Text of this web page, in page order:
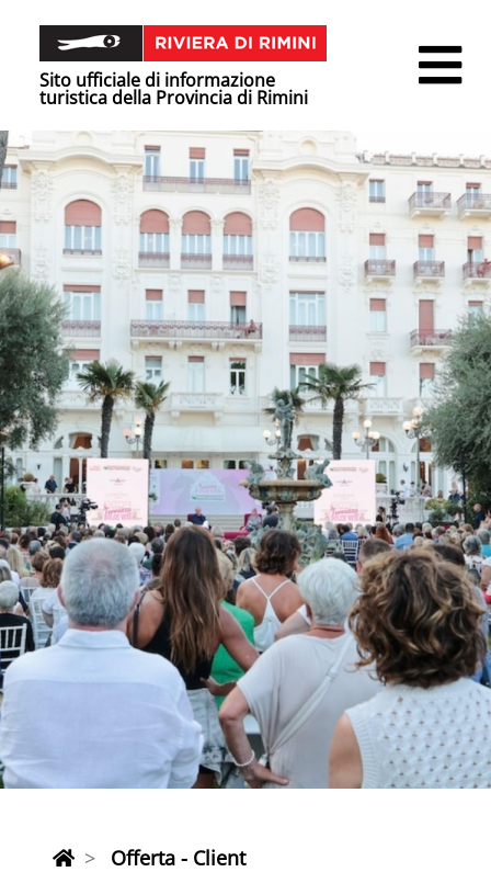
Sito ufficiale di informazione
turistica della Provincia di Rimini
Offerta - Client